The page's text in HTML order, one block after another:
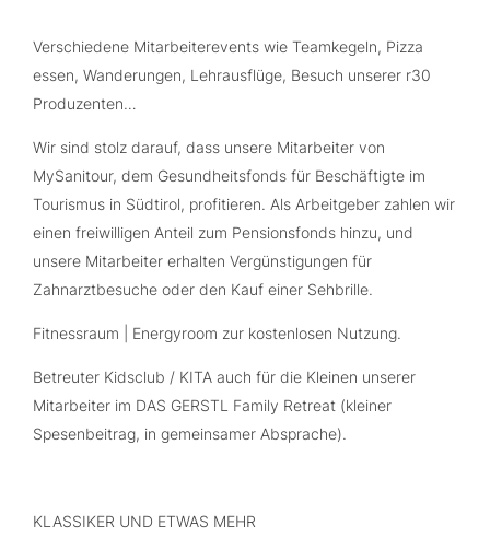
Verschiedene Mitarbeiterevents wie Teamkegeln, Pizza
essen, Wanderungen, Lehrausflüge, Besuch unserer r30
Produzenten…
Wir sind stolz darauf, dass unsere Mitarbeiter von
MySanitour, dem Gesundheitsfonds für Beschäftigte im
Tourismus in Südtirol, profitieren. Als Arbeitgeber zahlen wir
einen freiwilligen Anteil zum Pensionsfonds hinzu, und
unsere Mitarbeiter erhalten Vergünstigungen für
Zahnarztbesuche oder den Kauf einer Sehbrille.
Fitnessraum | Energyroom zur kostenlosen Nutzung.
Betreuter Kidsclub / KITA auch für die Kleinen unserer
Mitarbeiter im DAS GERSTL Family Retreat (kleiner
Spesenbeitrag, in gemeinsamer Absprache).
KLASSIKER UND ETWAS MEHR